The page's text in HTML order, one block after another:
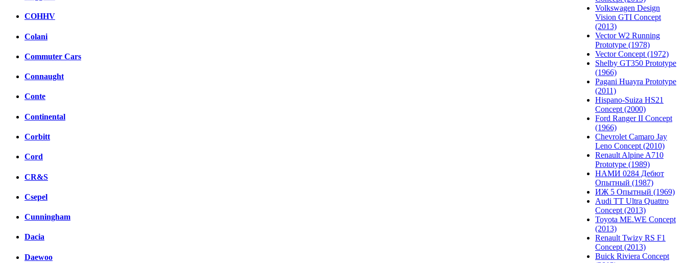
COHHV
Colani
Commuter Cars
Connaught
Conte
Continental
Corbitt
Cord
CR&S
Csepel
Cunningham
Dacia
Daewoo
Volkswagen Design
Vision GTI Concept
(2013)
Vector W2 Running
Prototype (1978)
Vector Concept (1972)
Shelby GT350 Prototype
(1966)
Pagani Huayra Prototype
(2011)
Hispano-Suiza HS21
Concept (2000)
Ford Ranger II Concept
(1966)
Chevrolet Camaro Jay
Leno Concept (2010)
Renault Alpine A710
Prototype (1989)
НАМИ 0284 Дебют
Опытный (1987)
ИЖ 5 Опытный (1969)
Audi TT Ultra Quattro
Concept (2013)
Toyota ME.WE Concept
(2013)
Renault Twizy RS F1
Concept (2013)
Buick Riviera Concept